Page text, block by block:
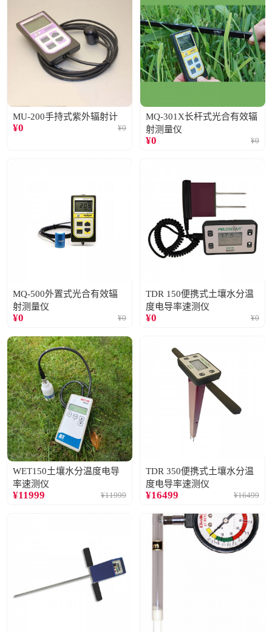
MU-200手持式紫外辐射计
¥0 ¥0
MQ-301X长杆式光合有效辐
射测量仪
¥0 ¥0
MQ-500外置式光合有效辐
射测量仪
¥0 ¥0
TDR 150便携式土壤水分温
度电导率速测仪
¥0 ¥0
WET150土壤水分温度电导
率速测仪
¥11999 ¥11999
TDR 350便携式土壤水分温
度电导率速测仪
¥16499 ¥16499